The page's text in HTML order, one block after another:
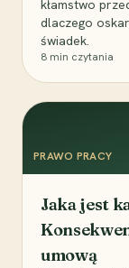
kłamstwo
dlaczego
świadek.
8 min czytania
PRAWO PRACY
Jaka jest
umową